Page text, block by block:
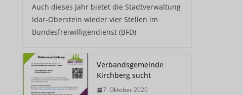
Auch dieses Jahr bietet die Stadtverwaltung
Idar-Oberstein wieder vier Stellen im
Bundesfreiwilligendienst (BFD)
Verbandsgemeinde
Kirchberg sucht
7. Oktober 2020